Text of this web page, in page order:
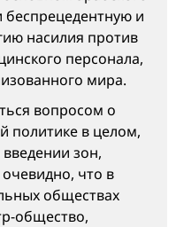
и
насилия против
персонала,
мира.
вопросом о
политике в целом,
зон,
что в
обществах
общество,